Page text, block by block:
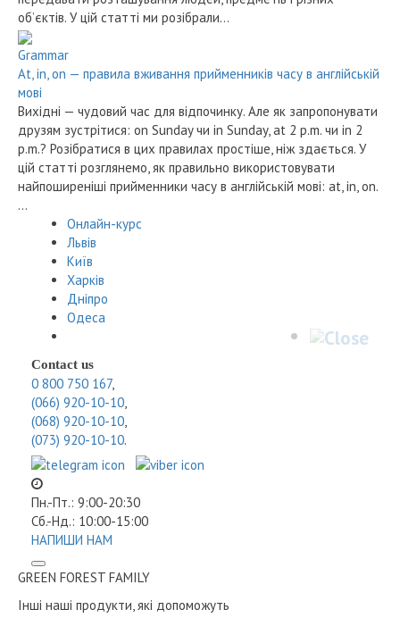
об’єктів. У цій статті ми розібрали…
Grammar
At, in, on — правила вживання прийменників часу в англійській
мові
Вихідні — чудовий час для відпочинку. Але як запропонувати
друзям зустрітися: on Sunday чи in Sunday, at 2 p.m. чи in 2
p.m.? Розібратися в цих правилах простіше, ніж здається. У
цій статті розглянемо, як правильно використовувати
найпоширеніші прийменники часу в англійській мові: at, in, on.
…
Онлайн-курс
Львів
Київ
Харків
Дніпро
Одеса
Contact us
0 800 750 167,
(066) 920-10-10,
(068) 920-10-10,
(073) 920-10-10.
Пн.-Пт.: 9:00-20:30
Сб.-Нд.: 10:00-15:00
НАПИШИ НАМ
GREEN FOREST FAMILY
Інші наші продукти, які допоможуть